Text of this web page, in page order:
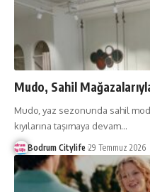
Mudo, Sahil
Mudo, yaz sezonunda sahil
kıyılarına taşımaya devam…
Bodrum Citylife 29 Temmuz 2026